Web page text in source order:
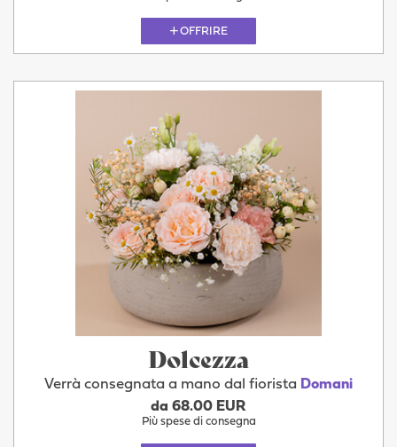
OFFRIRE
Dolcezza
Verrà consegnata a mano dal fiorista Domani
da 68.00 EUR
Più spese di consegna